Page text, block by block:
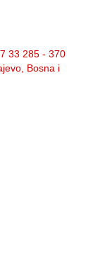
33 285 - 370
Bosna i